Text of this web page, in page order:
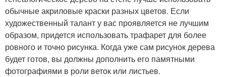
обычные акриловые краски разных цветов. Если
художественный талант у вас проявляется не лучшим
образом, придется использовать трафарет для более
ровного и точно рисунка. Когда уже сам рисунок дерева
будет готов, вы должны дополнить его памятными
фотографиями в роли веток или листьев.